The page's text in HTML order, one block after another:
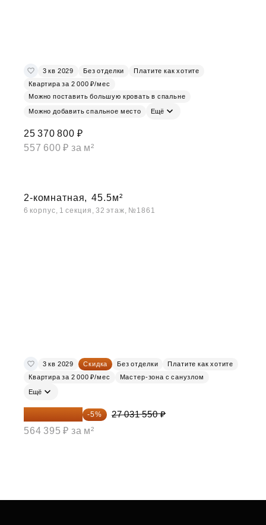
3 кв 2029 Без отделки
Платите как хотите
Квартира за 2 000 ₽/мес
Можно поставить большую кровать в спальне
Можно добавить спальное место Ещё
25 370 800 ₽
557 600 ₽ за м²
2-комнатная, 45.5м²
6 корпус, 1 секция, 32 этаж, №1861
3 кв 2029 Скидка Без отделки
Платите как хотите
Квартира за 2 000 ₽/мес
Мастер-зона с санузлом
Ещё
25 679 973 ₽ -5%
27 031 550 ₽
564 395 ₽ за м²